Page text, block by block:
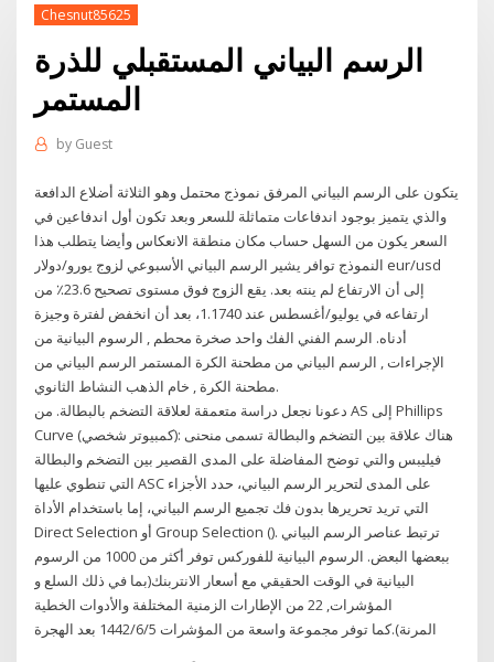
Chesnut85625
الرسم البياني المستقبلي للذرة
المستمر
by Guest
يتكون على الرسم البياني المرفق نموذج محتمل وهو الثلاثة أضلاع الدافعة
والذي يتميز بوجود اندفاعات متماثلة للسعر وبعد تكون أول اندفاعين في
السعر يكون من السهل حساب مكان منطقة الانعكاس وأيضا يتطلب هذا
النموذج توافر يشير الرسم البياني الأسبوعي لزوج يورو/دولار eur/usd
إلى أن الارتفاع لم ينته بعد. يقع الزوج فوق مستوى تصحيح 23.6٪ من
ارتفاعه في يوليو/أغسطس عند 1.1740، بعد أن انخفض لفترة وجيزة
أدناه. الرسم الفني الفك واحد صخرة محطم , الرسوم البيانية من
الإجراءات , الرسم البياني من مطحنة الكرة المستمر الرسم البياني من
مطحنة الكرة , خام الذهب النشاط الثانوي.
دعونا نجعل دراسة متعمقة لعلاقة التضخم بالبطالة. من AS إلى Phillips
Curve (كمبيوتر شخصي): هناك علاقة بين التضخم والبطالة تسمى منحنى
فيليبس والتي توضح المفاضلة على المدى القصير بين التضخم والبطالة
التي تنطوي عليها ASC على المدى لتحرير الرسم البياني، حدد الأجزاء
التي تريد تحريرها بدون فك تجميع الرسم البياني، إما باستخدام الأداة
Direct Selection أو Group Selection (). ترتبط عناصر الرسم البياني
ببعضها البعض. الرسوم البيانية للفوركس توفر أكثر من 1000 من الرسوم
البيانية في الوقت الحقيقي مع أسعار الانتربنك(بما في ذلك السلع و
المؤشرات, 22 من الإطارات الزمنية المختلفة والأدوات الخطية
المرنة).كما توفر مجموعة واسعة من المؤشرات 5‏‏/6‏‏/1442 بعد الهجرة